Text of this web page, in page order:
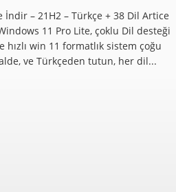
İndir – 21H2 – Türkçe + 38 Dil Artice
11 Pro Lite, çoklu Dil desteği
hızlı win 11 formatlık sistem çoğu
ve Türkçeden tutun, her dil...